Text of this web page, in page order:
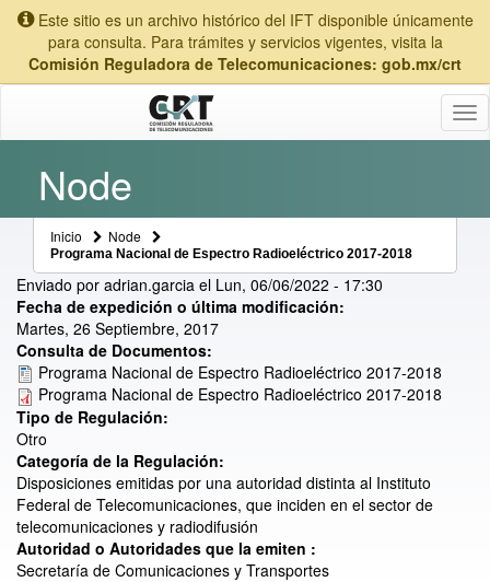
Este sitio es un archivo histórico del IFT disponible únicamente
para consulta. Para trámites y servicios vigentes, visita la
Comisión Reguladora de Telecomunicaciones: gob.mx/crt
Node
Inicio Node
Programa Nacional de Espectro Radioeléctrico 2017-2018
Enviado por adrian.garcia el Lun, 06/06/2022 - 17:30
Fecha de expedición o última modificación:
Martes, 26 Septiembre, 2017
Consulta de Documentos:
Programa Nacional de Espectro Radioeléctrico 2017-2018
Programa Nacional de Espectro Radioeléctrico 2017-2018
Tipo de Regulación:
Otro
Categoría de la Regulación:
Disposiciones emitidas por una autoridad distinta al Instituto
Federal de Telecomunicaciones, que inciden en el sector de
telecomunicaciones y radiodifusión
Autoridad o Autoridades que la emiten :
Secretaría de Comunicaciones y Transportes